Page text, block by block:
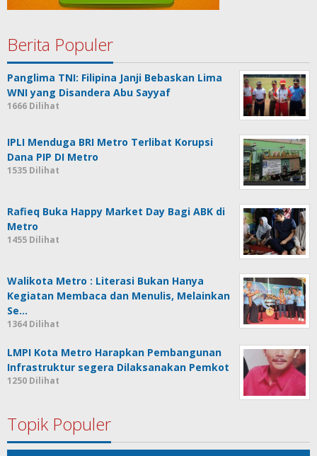
Berita Populer
Panglima TNI: Filipina Janji Bebaskan Lima
WNI yang Disandera Abu Sayyaf
1666 Dilihat
IPLI Menduga BRI Metro Terlibat Korupsi
Dana PIP DI Metro
1535 Dilihat
Rafieq Buka Happy Market Day Bagi ABK di
Metro
1455 Dilihat
Walikota Metro : Literasi Bukan Hanya
Kegiatan Membaca dan Menulis, Melainkan
Se…
1364 Dilihat
LMPI Kota Metro Harapkan Pembangunan
Infrastruktur segera Dilaksanakan Pemkot
1250 Dilihat
Topik Populer